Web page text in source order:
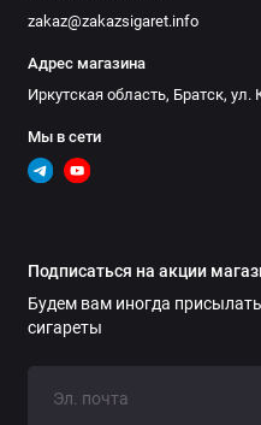
zakaz@zakazsigaret.info
Адрес магазина
Иркутская область, Братск, ул.
Мы в сети
Подписаться на акции
Будем вам иногда
сигареты